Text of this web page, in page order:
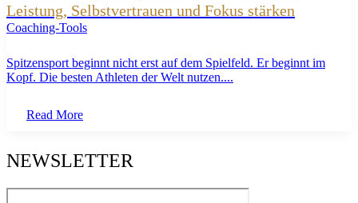
Leistung, Selbstvertrauen und Fokus stärken
Coaching-Tools
Spitzensport beginnt nicht erst auf dem Spielfeld. Er beginnt im
Kopf. Die besten Athleten der Welt nutzen....
Read More
NEWSLETTER